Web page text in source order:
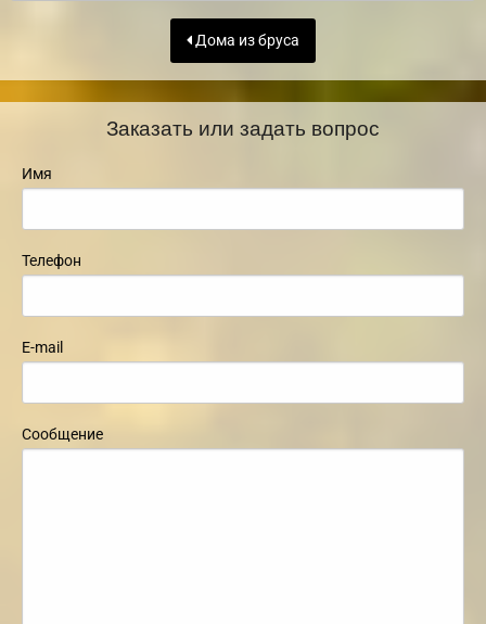
Дома из бруса
Заказать или задать вопрос
Имя
Телефон
E-mail
Сообщение